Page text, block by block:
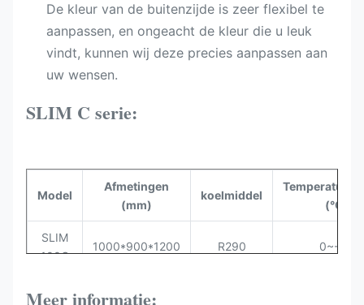
De kleur van de buitenzijde is zeer flexibel te
aanpassen, en ongeacht de kleur die u leuk
vindt, kunnen wij deze precies aanpassen aan
uw wensen.
SLIM C serie:
Model
Afmetingen
(mm)
koelmiddel
(°C)
SLIM
100C
1000*900*1200 R290 0~-+6
1300*900*1200
Meer informatie: